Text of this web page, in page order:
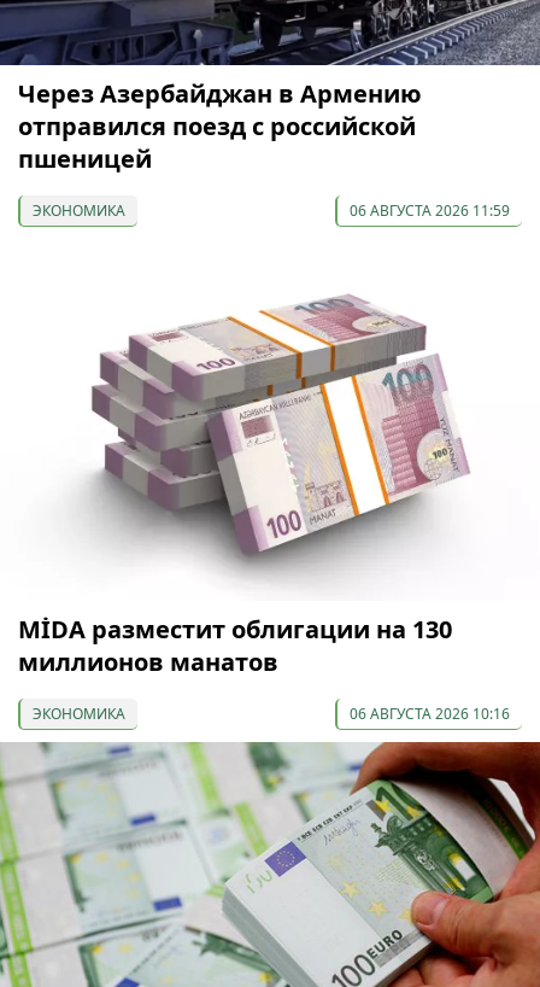
Через Азербайджан в Армению
отправился поезд с российской
пшеницей
ЭКОНОМИКА 06 АВГУСТА 2026 11:59
МİDA разместит облигации на 130
миллионов манатов
ЭКОНОМИКА 06 АВГУСТА 2026 10:16